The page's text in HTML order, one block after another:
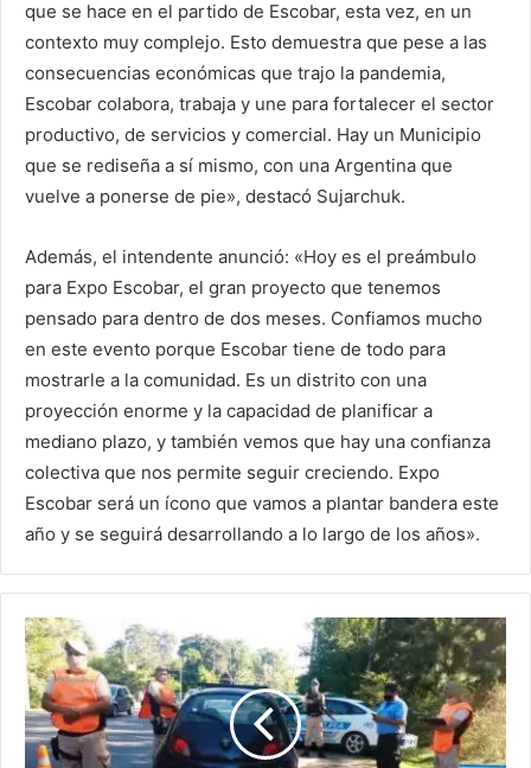
que se hace en el partido de Escobar, esta vez, en un
contexto muy complejo. Esto demuestra que pese a las
consecuencias económicas que trajo la pandemia,
Escobar colabora, trabaja y une para fortalecer el sector
productivo, de servicios y comercial. Hay un Municipio
que se rediseña a sí mismo, con una Argentina que
vuelve a ponerse de pie», destacó Sujarchuk.
Además, el intendente anunció: «Hoy es el preámbulo
para Expo Escobar, el gran proyecto que tenemos
pensado para dentro de dos meses. Confiamos mucho
en este evento porque Escobar tiene de todo para
mostrarle a la comunidad. Es un distrito con una
proyección enorme y la capacidad de planificar a
mediano plazo, y también vemos que hay una confianza
colectiva que nos permite seguir creciendo. Expo
Escobar será un ícono que vamos a plantar bandera este
año y se seguirá desarrollando a lo largo de los años».